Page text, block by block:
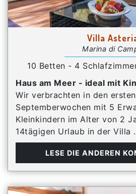
Villa
Marina di
10 Betten - 4
Haus am Meer - ideal mit
Wir verbrachten in den
Septemberwochen mit 5
Kleinkindern im Alter von 2
14tägigen Urlaub in der Villa
LESE DIE ANDEREN